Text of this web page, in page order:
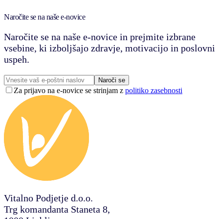
Naročite se na naše e-novice
Naročite se na naše e-novice in prejmite izbrane
vsebine, ki izboljšajo zdravje, motivacijo in poslovni
uspeh.
Naroči se
Za prijavo na e-novice se strinjam z politiko zasebnosti
Vitalno Podjetje d.o.o.
Trg komandanta Staneta 8,